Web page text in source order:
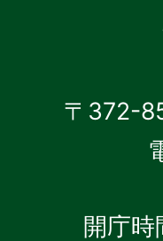
〒372-
開庁